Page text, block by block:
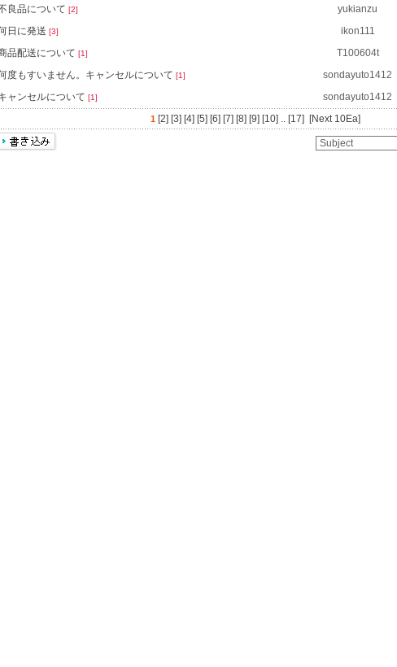
良品について [2] yukianzu
日に発送 [3] ikon111
品配送について [1] T100604t
度もすいません。キャンセルについて [1] sondayuto1412
ャンセルについて [1] sondayuto1412
1 [2] [3] [4] [5] [6] [7] [8] [9] [10] .. [17] [Next 10Ea]